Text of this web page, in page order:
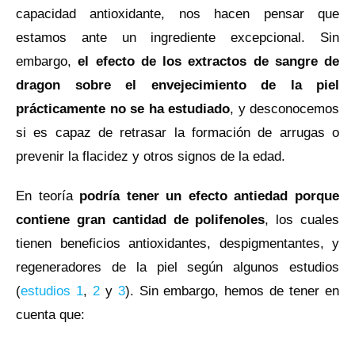
capacidad antioxidante, nos hacen pensar que
estamos ante un ingrediente excepcional. Sin
embargo,el efecto de los extractos de sangre de
dragon sobre el envejecimiento de la piel
prácticamente no se ha estudiado, y desconocemos
si es capaz de retrasar la formación de arrugas o
prevenir la flacidez y otros signos de la edad.
En teoría podría tener un efecto antiedad porque
contiene gran cantidad de polifenoles, los cuales
tienen beneficios antioxidantes, despigmentantes, y
regeneradores de la piel según algunos estudios
(estudios 1, 2y 3). Sin embargo, hemos de tener en
cuenta que: